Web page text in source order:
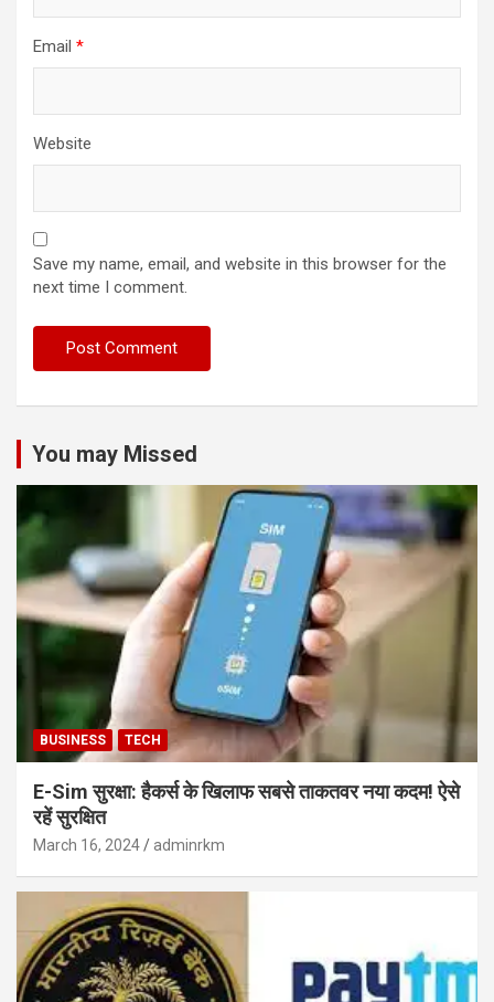
Email *
Website
Save my name, email, and website in this browser for the
next time I comment.
You may Missed
BUSINESS TECH
E-Sim सुरक्षा: हैकर्स के खिलाफ सबसे ताकतवर नया कदम! ऐसे
रहें सुरक्षित
March 16, 2024 adminrkm